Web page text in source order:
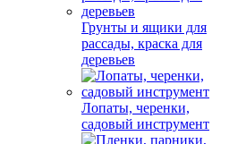
Грунты и ящики для
рассады, краска для
деревьев
Лопаты, черенки,
садовый инструмент